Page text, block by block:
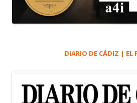
DIARIO DE CÁDIZ | EL